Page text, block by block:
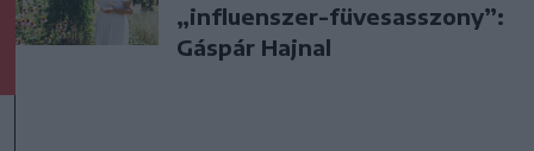
„influenszer-füvesasszony”:
Gáspár Hajnal